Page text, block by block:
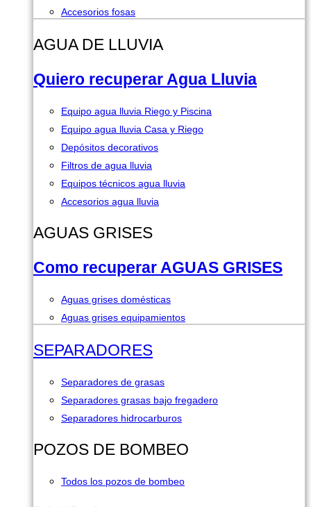
Accesorios fosas
AGUA DE LLUVIA
Quiero recuperar Agua Lluvia
Equipo agua lluvia Riego y Piscina
Equipo agua lluvia Casa y Riego
Depósitos decorativos
Filtros de agua lluvia
Equipos técnicos agua lluvia
Accesorios agua lluvia
AGUAS GRISES
Como recuperar AGUAS GRISES
Aguas grises domésticas
Aguas grises equipamientos
SEPARADORES
Separadores de grasas
Separadores grasas bajo fregadero
Separadores hidrocarburos
POZOS DE BOMBEO
Todos los pozos de bombeo